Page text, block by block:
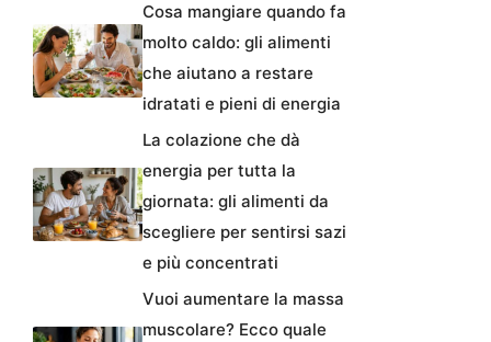
Cosa mangiare quando fa
molto caldo: gli alimenti
che aiutano a restare
idratati e pieni di energia
La colazione che dà
energia per tutta la
giornata: gli alimenti da
scegliere per sentirsi sazi
e più concentrati
Vuoi aumentare la massa
muscolare? Ecco quale